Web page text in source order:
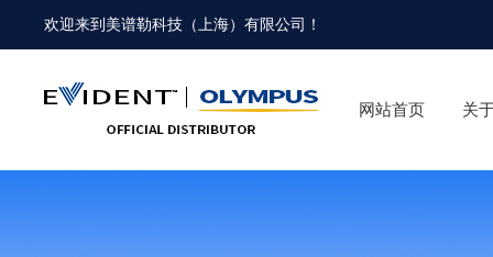
欢迎来到 美谱勒科技（上海）有限公司 ！
网站首页 关